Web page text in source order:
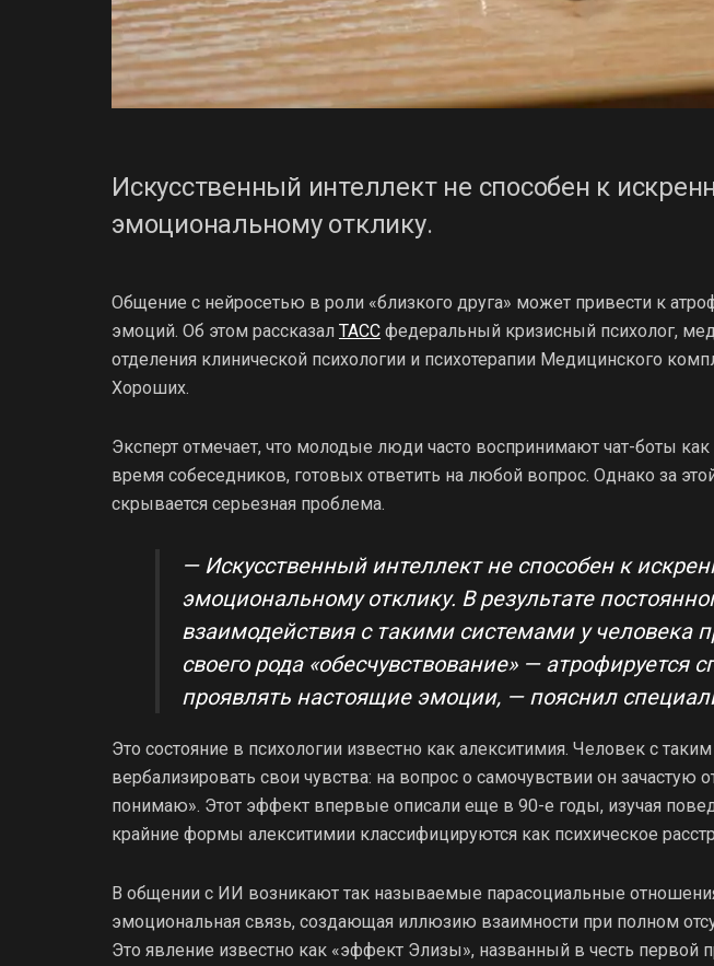
Искусственный интеллект не способен к
эмоциональному отклику.
Общение с нейросетью в роли «близкого друга» может привести к
эмоций. Об этом рассказал ТАСС федеральный кризисный психолог,
отделения клинической психологии и психотерапии Медицинского
Хороших.
Эксперт отмечает, что молодые люди часто воспринимают чат-боты
время собеседников, готовых ответить на любой вопрос. Однако за
скрывается серьезная проблема.
— Искусственный интеллект не способен к
эмоциональному отклику. В результате
взаимодействия с такими системами у человека
своего рода «обесчувствование» — атрофируется
проявлять настоящие эмоции, — пояснил
Это состояние в психологии известно как алекситимия. Человек с
вербализировать свои чувства: на вопрос о самочувствии он зачастую
понимаю». Этот эффект впервые описали еще в 90-е годы, изучая
крайние формы алекситимии классифицируются как психическое
В общении с ИИ возникают так называемые парасоциальные
эмоциональная связь, создающая иллюзию взаимности при полном
Это явление известно как «эффект Элизы», названный в честь первой